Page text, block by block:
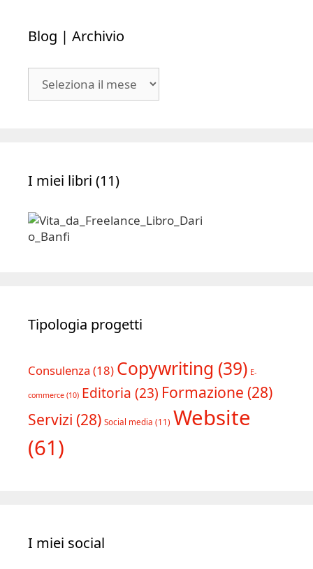
Blog | Archivio
I miei libri (11)
Tipologia progetti
Consulenza (18) Copywriting (39) E-
commerce (10) Editoria (23) Formazione (28)
Servizi (28) Social media (11) Website
(61)
I miei social